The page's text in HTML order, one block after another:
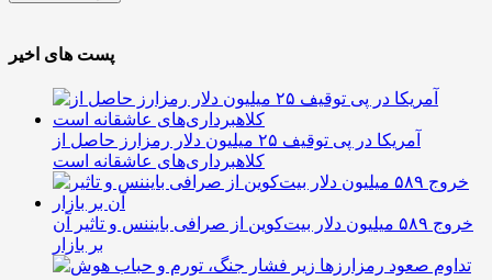
پست های اخیر
آمریکا در پی توقیف ۲۵ میلیون دلار رمزارز حاصل از
کلاهبرداری‌های عاشقانه است
خروج ۵۸۹ میلیون دلار بیت‌کوین از صرافی بایننس و تاثیر آن
بر بازار